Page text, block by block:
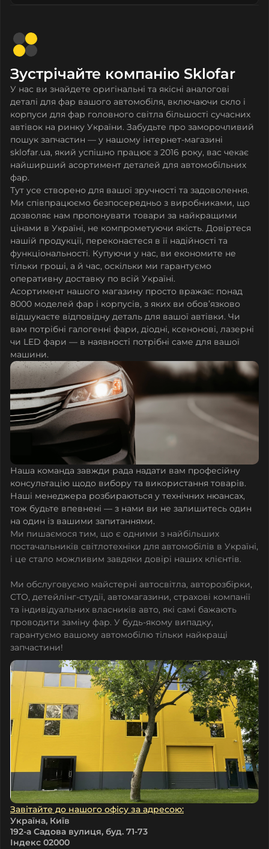
Зустрічайте компанію Sklofar
У нас ви знайдете оригінальні та якісні аналогові
деталі для фар вашого автомобіля, включаючи скло і
корпуси для фар головного світла більшості сучасних
автівок на ринку України. Забудьте про заморочливий
пошук запчастин — у нашому інтернет-магазині
sklofar.ua, який успішно працює з 2016 року, вас чекає
найширший асортимент деталей для автомобільних
фар.
Тут усе створено для вашої зручності та задоволення.
Ми співпрацюємо безпосередньо з виробниками, що
дозволяє нам пропонувати товари за найкращими
цінами в Україні, не компрометуючи якість. Довіртеся
нашій продукції, переконаєтеся в її надійності та
функціональності. Купуючи у нас, ви економите не
тільки гроші, а й час, оскільки ми гарантуємо
оперативну доставку по всій Україні.
Асортимент нашого магазину просто вражає: понад
8000 моделей фар і корпусів, з яких ви обов’язково
відшукаєте відповідну деталь для вашої автівки. Чи
вам потрібні галогенні фари, діодні, ксенонові, лазерні
чи LED фари — в наявності потрібні саме для вашої
машини.
Наша команда завжди рада надати вам професійну
консультацію щодо вибору та використання товарів.
Наші менеджера розбираються у технічних нюансах,
тож будьте впевнені — з нами ви не залишитесь один
на один із вашими запитаннями.
Ми пишаємося тим, що є одними з найбільших
постачальників світлотехніки для автомобілів в Україні,
і це стало можливим завдяки довірі наших клієнтів.
Ми обслуговуємо майстерні автосвітла, авторозбірки,
СТО, детейлінг-студії, автомагазини, страхові компанії
та індивідуальних власників авто, які самі бажають
проводити заміну фар. У будь-якому випадку,
гарантуємо вашому автомобілю тільки найкращі
запчастини!
Завітайте до нашого офісу за адресою:
Україна, Київ
192-а Садова вулиця, буд. 71-73
Індекс 02000